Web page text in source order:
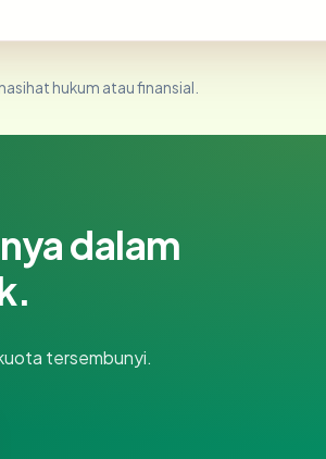
hukum atau finansial.
dalam
tersembunyi.